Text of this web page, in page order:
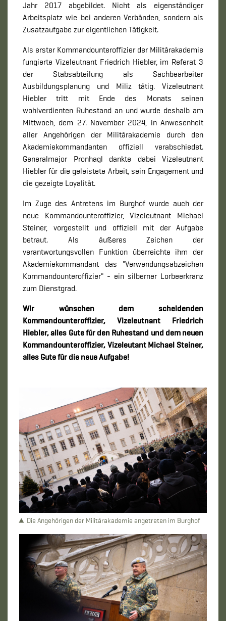
Jahr 2017 abgebildet. Nicht als eigenständiger
Arbeitsplatz wie bei anderen Verbänden, sondern als
Zusatzaufgabe zur eigentlichen Tätigkeit.
Als erster Kommandounteroffizier der Militärakademie
fungierte Vizeleutnant Friedrich Hiebler, im Referat 3
der Stabsabteilung als Sachbearbeiter
Ausbildungsplanung und Miliz tätig. Vizeleutnant
Hiebler tritt mit Ende des Monats seinen
wohlverdienten Ruhestand an und wurde deshalb am
Mittwoch, dem 27. November 2024, in Anwesenheit
aller Angehörigen der Militärakademie durch den
Akademiekommandanten offiziell verabschiedet.
Generalmajor Pronhagl dankte dabei Vizeleutnant
Hiebler für die geleistete Arbeit, sein Engagement und
die gezeigte Loyalität.
Im Zuge des Antretens im Burghof wurde auch der
neue Kommandounteroffizier, Vizeleutnant Michael
Steiner, vorgestellt und offiziell mit der Aufgabe
betraut. Als äußeres Zeichen der
verantwortungsvollen Funktion überreichte ihm der
Akademiekommandant das "Verwendungsabzeichen
Kommandounteroffizier" - ein silberner Lorbeerkranz
zum Dienstgrad.
Wir wünschen dem scheidenden
Kommandounteroffizier, Vizeleutnant Friedrich
Hiebler, alles Gute für den Ruhestand und dem neuen
Kommandounteroffizier, Vizeleutant Michael Steiner,
alles Gute für die neue Aufgabe!
Die Angehörigen der Militärakademie angetreten im Burghof